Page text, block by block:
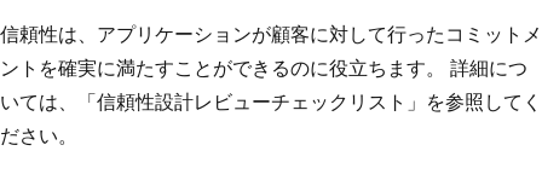
信頼性は、アプリケーションが顧客に対して行ったコミットメ
ントを確実に満たすことができるのに役立ちます。 詳細につ
いては、「信頼性設計レビューチェックリスト」を参照してく
ださい。